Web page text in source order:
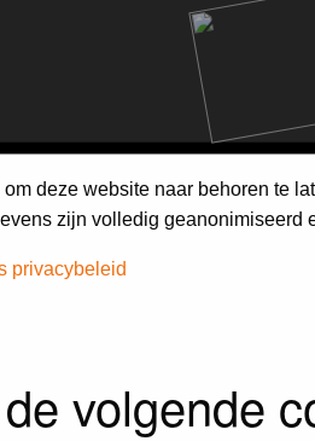
deze website naar behoren te
zijn volledig geanonimiseerd
privacybeleid
volgende
password to log in.